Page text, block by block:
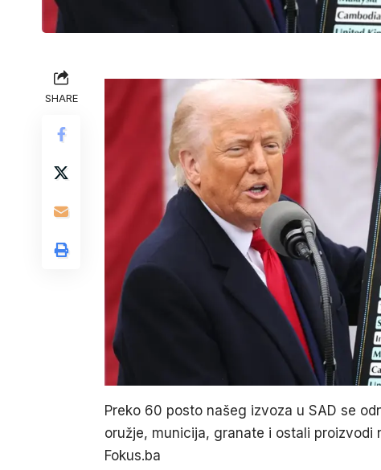
SHARE
Preko 60 posto našeg izvoza u SAD se
oružje, municija, granate i ostali proizvodi
Fokus.ba